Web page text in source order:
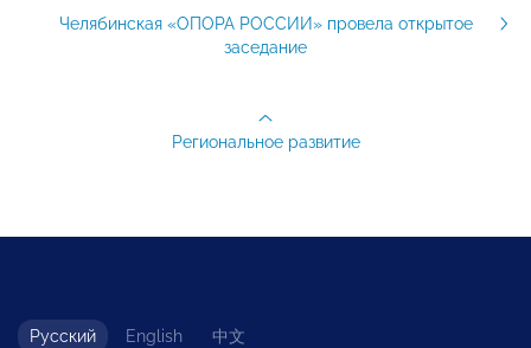
Челябинская «ОПОРА РОССИИ» провела открытое
заседание
Региональное развитие
Русский English 中文